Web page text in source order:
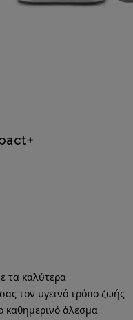
τα καλύτερα
τον υγεινό τρόπο ζωής
καθημερινό άλεσμα